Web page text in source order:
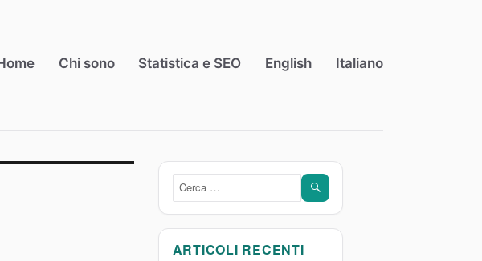
Chi sono Statistica e SEO English Italiano
Cerca: CERCA
ARTICOLI RECENTI